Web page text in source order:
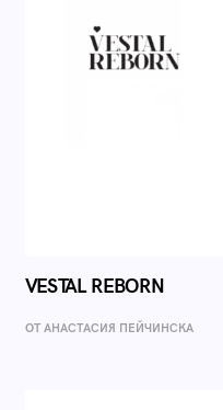
VESTAL REBORN
ОТ AНАСТАСИЯ ПЕЙЧИНСКА